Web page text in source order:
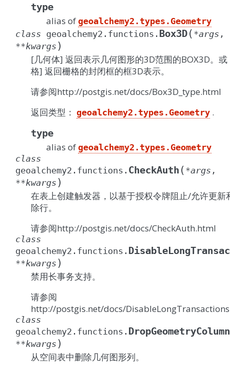
type
alias of geoalchemy2.types.Geometry
class geoalchemy2.functions. Box3D( *args ,
**kwargs )
[几何体] 返回表示几何图形的3D范围的BOX3D。或
格] 返回栅格的封闭框的框3D表示。
请参阅http://postgis.net/docs/Box3D_type.html
返回类型： geoalchemy2.types.Geometry .
type
alias of geoalchemy2.types.Geometry
class
geoalchemy2.functions. CheckAuth ( *args ,
**kwargs )
在表上创建触发器，以基于授权令牌阻止/允许更新
除行。
请参阅http://postgis.net/docs/CheckAuth.html
class
geoalchemy2.functions.
**kwargs )
禁用长事务支持。
请参阅
http://postgis.net/docs/
class
geoalchemy2.functions. DropGeometryColumn
**kwargs )
从空间表中删除几何图形列。